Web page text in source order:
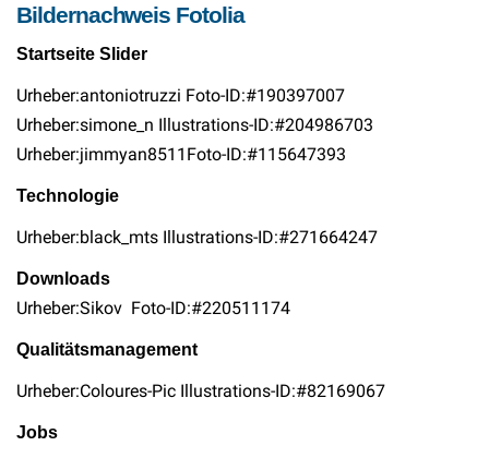
Bildernachweis Fotolia
Startseite Slider
Urheber:antoniotruzzi Foto-ID:#190397007
Urheber:simone_n Illustrations-ID:#204986703
Urheber:jimmyan8511 Foto-ID:#115647393
Technologie
Urheber:black_mts Illustrations-ID:#271664247
Downloads
Urheber:Sikov Foto-ID:#220511174
Qualitätsmanagement
Urheber:Coloures-Pic Illustrations-ID:#82169067
Jobs